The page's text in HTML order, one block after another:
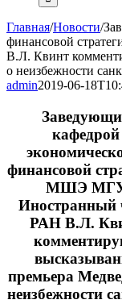
Главная/Новости/
финансовой
В.Л. Квинт
о неизбежности
admin2019-06-
кафедрой
финансовой
МШЭ
Иностранный
РАН В.Л.
премьера
неизбежности